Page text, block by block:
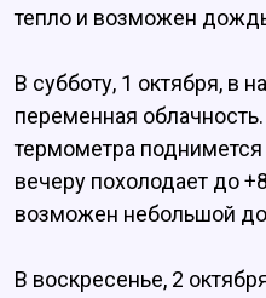
тепло и возможен
В субботу, 1 октября, в
переменная
термометра поднимется
вечеру похолодает до
возможен небольшой
В воскресенье, 2